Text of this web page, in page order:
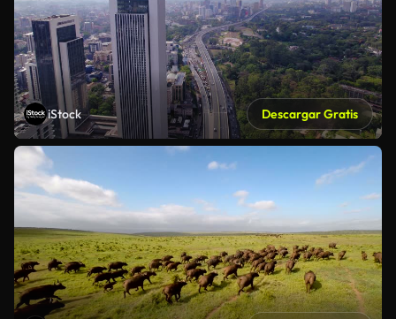
iStock Descargar Gratis